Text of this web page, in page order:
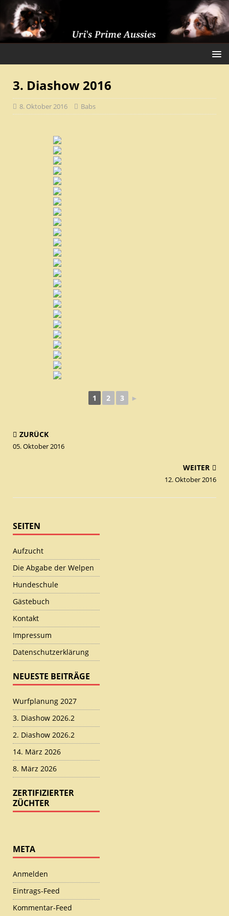
3. Diashow 2016
8. Oktober 2016 Babs
1 2 3 ►
ZURÜCK
05. Oktober 2016
WEITER
12. Oktober 2016
SEITEN
Aufzucht
Die Abgabe der Welpen
Hundeschule
Gästebuch
Kontakt
Impressum
Datenschutzerklärung
NEUESTE BEITRÄGE
Wurfplanung 2027
3. Diashow 2026.2
2. Diashow 2026.2
14. März 2026
8. März 2026
ZERTIFIZIERTER
ZÜCHTER
META
Anmelden
Eintrags-Feed
Kommentar-Feed